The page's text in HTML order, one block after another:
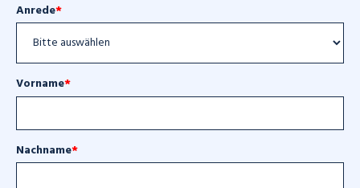
Anrede*
Vorname*
Nachname*